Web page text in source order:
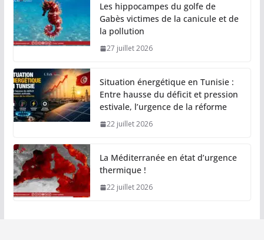
Les hippocampes du golfe de
Gabès victimes de la canicule et de
la pollution
27 juillet 2026
Situation énergétique en Tunisie :
Entre hausse du déficit et pression
estivale, l’urgence de la réforme
22 juillet 2026
La Méditerranée en état d’urgence
thermique !
22 juillet 2026